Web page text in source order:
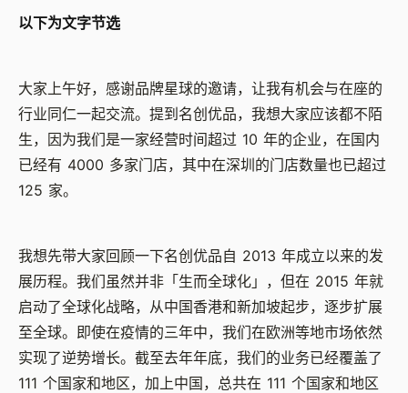
以下为文字节选
大家上午好，感谢品牌星球的邀请，让我有机会与在座的
行业同仁一起交流。提到名创优品，我想大家应该都不陌
生，因为我们是一家经营时间超过 10 年的企业，在国内
已经有 4000 多家门店，其中在深圳的门店数量也已超过
125 家。
我想先带大家回顾一下名创优品自 2013 年成立以来的发
展历程。我们虽然并非「生而全球化」，但在 2015 年就
启动了全球化战略，从中国香港和新加坡起步，逐步扩展
至全球。即使在疫情的三年中，我们在欧洲等地市场依然
实现了逆势增长。截至去年年底，我们的业务已经覆盖了
111 个国家和地区，加上中国，总共在 111 个国家和地区